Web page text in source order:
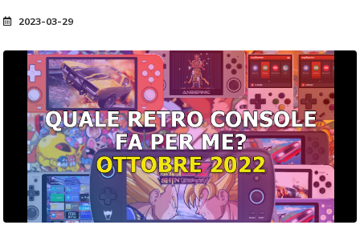
2023-03-29